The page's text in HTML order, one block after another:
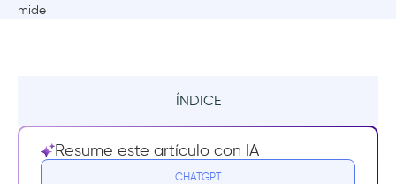
ÍNDICE
Resumen
¿Qué es el compromiso in-app?
Resume este artículo con IA
CHATGPT